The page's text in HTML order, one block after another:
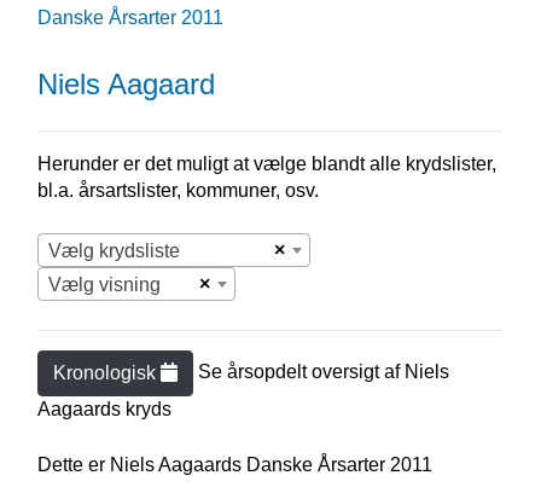
Danske Årsarter 2011
Niels Aagaard
Herunder er det muligt at vælge blandt alle krydslister,
bl.a. årsartslister, kommuner, osv.
×
Vælg krydsliste
×
Vælg visning
Kronologisk Se årsopdelt oversigt af Niels
Aagaards kryds
Dette er Niels Aagaards Danske Årsarter 2011